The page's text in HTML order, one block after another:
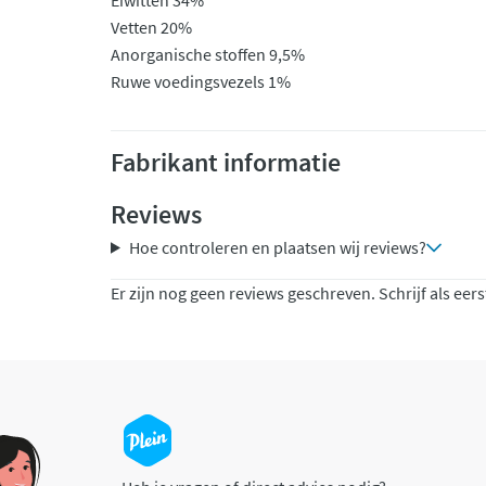
Vetten 20%
Anorganische stoffen 9,5%
Ruwe voedingsvezels 1%
Fabrikant informatie
Reviews
Hoe controleren en plaatsen wij reviews?
Er zijn nog geen reviews geschreven. Schrijf als